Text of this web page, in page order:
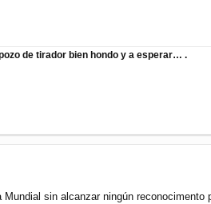
de tirador bien hondo y a esperar… .
sin alcanzar ningún reconocimento